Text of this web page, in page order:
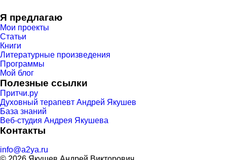
Я предлагаю
Мои проекты
Статьи
Книги
Литературные произведения
Программы
Мой блог
Полезные ссылки
Притчи.ру
Духовный терапевт Андрей Якушев
База знаний
Веб-студия Андрея Якушева
Контакты
info@a2ya.ru